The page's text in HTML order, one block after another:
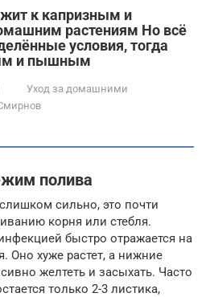
к капризным и
растениям Но всё
условия, тогда
и пышным
Уход за домашними
полива
сильно, это почти
корня или стебля.
быстро отражается на
Оно хуже растет, а нижние
желтеть и засыхать. Часто
только 2-3 листика,